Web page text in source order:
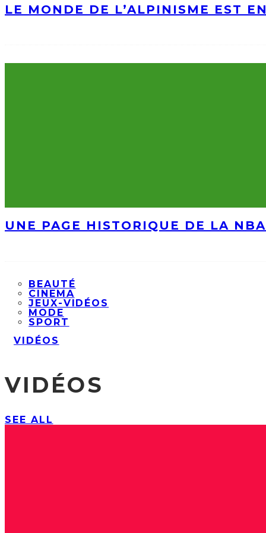
LE MONDE DE L’ALPINISME EST
UNE PAGE HISTORIQUE DE LA
BEAUTÉ
CINEMA
JEUX-VIDÉOS
MODE
SPORT
VIDÉOS
VIDÉOS
SEE ALL